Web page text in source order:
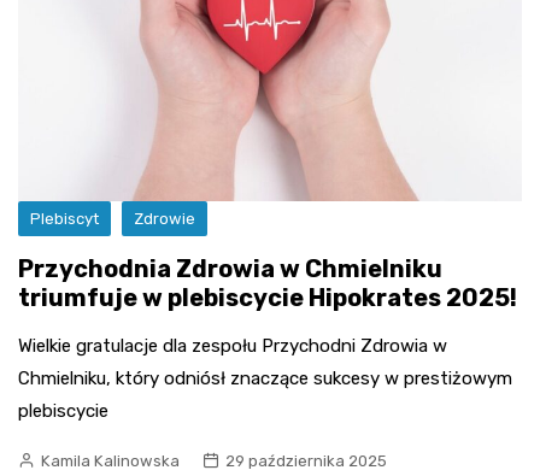
Plebiscyt Zdrowie
Przychodnia Zdrowia w Chmielniku
triumfuje w plebiscycie Hipokrates 2025!
Wielkie gratulacje dla zespołu Przychodni Zdrowia w
Chmielniku, który odniósł znaczące sukcesy w prestiżowym
plebiscycie
Kamila Kalinowska 29 października 2025